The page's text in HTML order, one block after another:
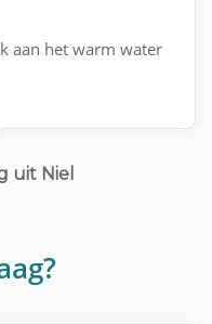
aan het warm water
uit Niel